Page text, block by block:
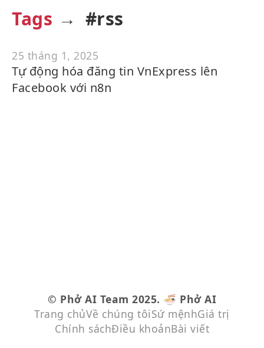
Tags → #rss
25 tháng 1, 2025
Tự động hóa đăng tin VnExpress lên
Facebook với n8n
© Phở AI Team 2025. 🍜 Phở AI
Trang chủVề chúng tôiSứ mệnhGiá trị
Chính sáchĐiều khoảnBài viết